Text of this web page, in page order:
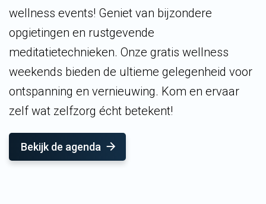
wellness events! Geniet van bijzondere
opgietingen en rustgevende
meditatietechnieken. Onze gratis wellness
weekends bieden de ultieme gelegenheid voor
ontspanning en vernieuwing. Kom en ervaar
zelf wat zelfzorg écht betekent!
Bekijk de agenda